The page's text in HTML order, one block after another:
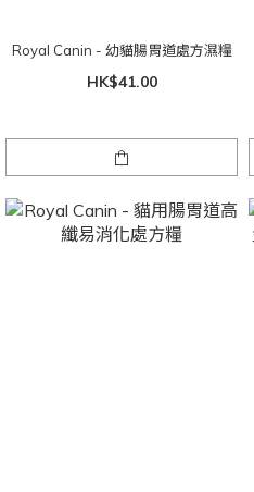
Royal Canin - 幼貓腸胃道處方濕糧
HK$41.00